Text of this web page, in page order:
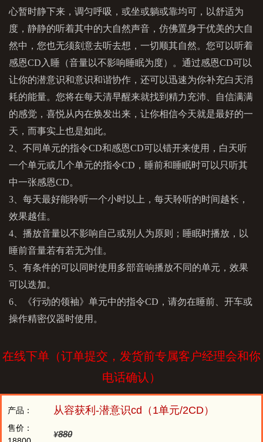
心暂时静下来，调匀呼吸，或坐或躺或靠均可，以舒适为
度，静静的听着其中的大自然声音，仿佛置身于优美的大自
然中，您也无须刻意去听去想，一切顺其自然。您可以听着
感恩CD入睡（音量以不影响睡眠为度）。通过感恩CD可以
让你的潜意识和意识和谐协作，还可以迅速为你补充白天消
耗的能量。您将在每天清早醒来就找到精力充沛、自信满满
的感觉，喜悦从内在焕发出来，让你相信今天就是最好的一
天，而事实上也是如此。
2、不同单元的指令CD和感恩CD可以错开来使用，白天听
一个单元或几个单元的指令CD，睡前和睡眠时可以只听其
中一张感恩CD。
3、每天最好能聆听一个小时以上，每天聆听的时间越长，
效果越佳。
4、播放音量以不影响自己或别人为原则；睡眠时播放，以
睡前音量若有若无为佳。
5、有条件的可以同时使用多部音响播放不同的单元，效果
可以迭加。
6、《行动的领袖》单元中的指令CD，请勿在睡前、开车或
操作精密仪器时使用。
在线下单（订单提交，发货前专属客户经理会和你
电话确认）